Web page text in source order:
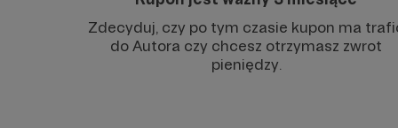
Zdecyduj, czy po tym czasie kupon ma
do Autora czy chcesz otrzymasz zwrot
pieniędzy.